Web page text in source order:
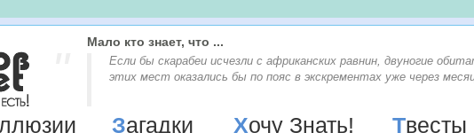
Мало кто знает, что ...
Если бы скарабеи исчезли с африканских равнин, двуногие
этих мест оказались бы по пояс в экскрементах уже через
Загадки Хочу Знать! Твесты